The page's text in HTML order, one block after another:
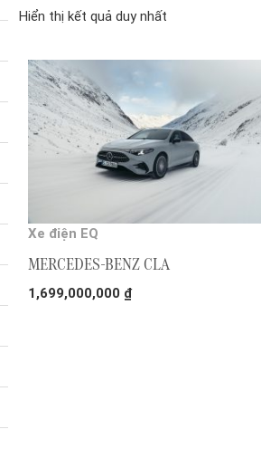
Hiển thị kết quả duy nhất
Xe điện EQ
MERCEDES-BENZ CLA
1,699,000,000 ₫